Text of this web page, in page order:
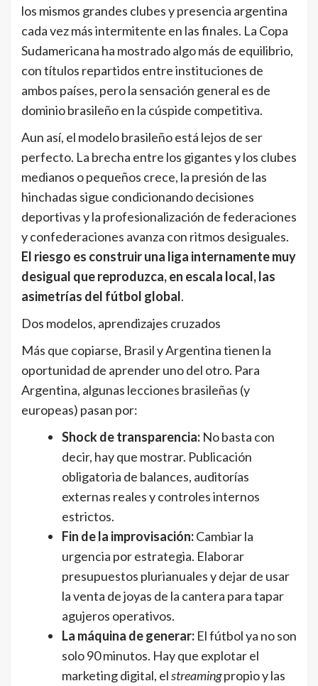
los mismos grandes clubes y presencia argentina
cada vez más intermitente en las finales. La Copa
Sudamericana ha mostrado algo más de equilibrio,
con títulos repartidos entre instituciones de
ambos países, pero la sensación general es de
dominio brasileño en la cúspide competitiva.
Aun así, el modelo brasileño está lejos de ser
perfecto. La brecha entre los gigantes y los clubes
medianos o pequeños crece, la presión de las
hinchadas sigue condicionando decisiones
deportivas y la profesionalización de federaciones
y confederaciones avanza con ritmos desiguales.
El riesgo es construir una liga internamente muy
desigual que reproduzca, en escala local, las
asimetrías del fútbol global.
Dos modelos, aprendizajes cruzados
Más que copiarse, Brasil y Argentina tienen la
oportunidad de aprender uno del otro. Para
Argentina, algunas lecciones brasileñas (y
europeas) pasan por:
Shock de transparencia: No basta con
decir, hay que mostrar. Publicación
obligatoria de balances, auditorías
externas reales y controles internos
estrictos.
Fin de la improvisación:Cambiar la
urgencia por estrategia. Elaborar
presupuestos plurianuales y dejar de usar
la venta de joyas de la cantera para tapar
agujeros operativos.
La máquina de generar: El fútbol ya no son
solo 90 minutos. Hay que explotar el
marketing digital, elstreamingpropio y las